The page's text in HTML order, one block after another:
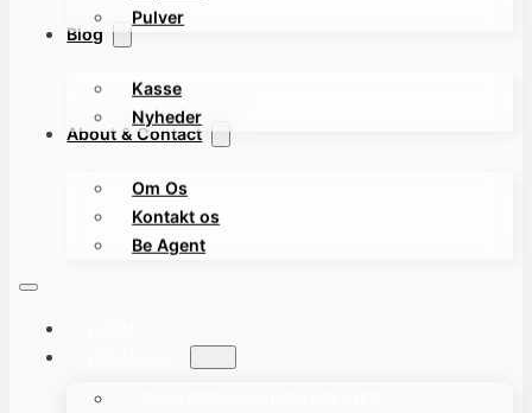
Pulver
Blog
Kasse
Nyheder
About & Contact
Om Os
Kontakt os
Be Agent